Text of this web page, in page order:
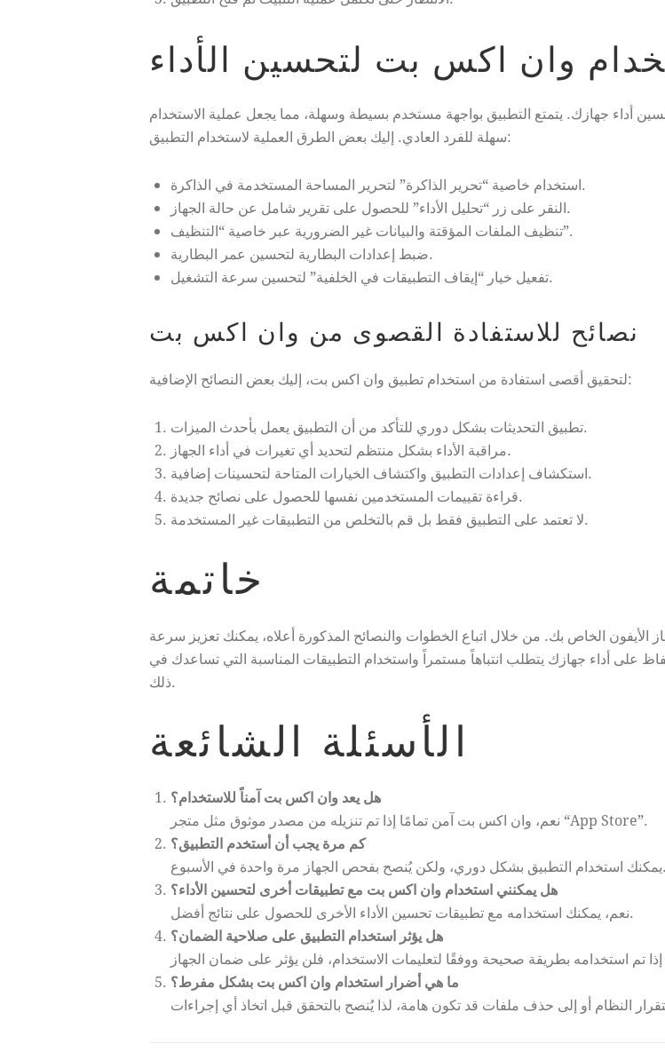
وان اكس بت لتحسين الأداء
أداء جهازك. يتمتع التطبيق بواجهة مستخدم بسيطة وسهلة، مما يجعل عملية الاستخدام
سهلة للفرد العادي. إليك بعض الطرق العملية لاستخدام التطبيق:
استخدام خاصية “تحرير الذاكرة” لتحرير المساحة المستخدمة في الذاكرة.
النقر على زر “تحليل الأداء” للحصول على تقرير شامل عن حالة الجهاز.
تنظيف الملفات المؤقتة والبيانات غير الضرورية عبر خاصية “التنظيف”.
ضبط إعدادات البطارية لتحسين عمر البطارية.
تفعيل خيار “إيقاف التطبيقات في الخلفية” لتحسين سرعة التشغيل.
نصائح للاستفادة القصوى من وان اكس بت
لتحقيق أقصى استفادة من استخدام تطبيق وان اكس بت، إليك بعض النصائح الإضافية:
تطبيق التحديثات بشكل دوري للتأكد من أن التطبيق يعمل بأحدث الميزات.
مراقبة الأداء بشكل منتظم لتحديد أي تغيرات في أداء الجهاز.
استكشاف إعدادات التطبيق واكتشاف الخيارات المتاحة لتحسينات إضافية.
قراءة تقييمات المستخدمين نفسها للحصول على نصائح جديدة.
لا تعتمد على التطبيق فقط بل قم بالتخلص من التطبيقات غير المستخدمة.
خاتمة
الخاص بك. من خلال اتباع الخطوات والنصائح المذكورة أعلاه، يمكنك تعزيز سرعة
على أداء جهازك يتطلب انتباهاً مستمراً واستخدام التطبيقات المناسبة التي تساعدك في
ذلك.
الأسئلة الشائعة
هل يعد وان اكس بت آمناً للاستخدام؟
نعم، وان اكس بت آمن تمامًا إذا تم تنزيله من مصدر موثوق مثل متجر “App Store”.
كم مرة يجب أن أستخدم التطبيق؟
يمكنك استخدام التطبيق بشكل دوري، ولكن يُنصح بفحص الجهاز مرة واحدة في الأسبوع.
هل يمكنني استخدام وان اكس بت مع تطبيقات أخرى لتحسين الأداء؟
نعم، يمكنك استخدامه مع تطبيقات تحسين الأداء الأخرى للحصول على نتائج أفضل.
هل يؤثر استخدام التطبيق على صلاحية الضمان؟
ما هي أضرار استخدام وان اكس بت بشكل مفرط؟